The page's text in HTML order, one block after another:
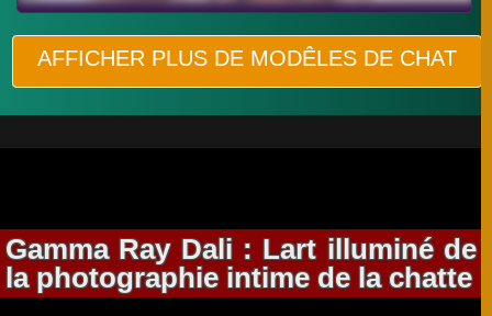
AFFICHER PLUS DE MODÊLES DE CHAT
Gamma Ray Dali : Lart illuminé de
la photographie intime de la chatte